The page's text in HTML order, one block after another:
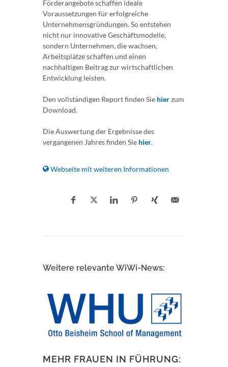
Förderangebote schaffen ideale
Voraussetzungen für erfolgreiche
Unternehmensgründungen. So entstehen
nicht nur innovative Geschäftsmodelle,
sondern Unternehmen, die wachsen,
Arbeitsplätze schaffen und einen
nachhaltigen Beitrag zur wirtschaftlichen
Entwicklung leisten.
Den vollständigen Report finden Sie hierzum
Download.
Die Auswertung der Ergebnisse des
vergangenen Jahres finden Sie hier.
Webseite mit weiteren Informationen
Weitere relevante WiWi-News:
MEHR FRAUEN IN FÜHRUNG: